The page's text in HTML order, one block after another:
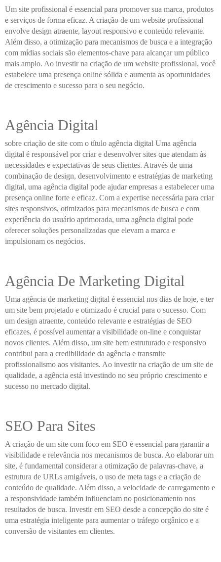
Um site profissional é essencial para promover sua marca, produtos
e serviços de forma eficaz. A criação de um website profissional
envolve design atraente, layout responsivo e conteúdo relevante.
Além disso, a otimização para mecanismos de busca e a integração
com mídias sociais são elementos-chave para alcançar um público
mais amplo. Ao investir na criação de um website profissional, você
estabelece uma presença online sólida e aumenta as oportunidades
de crescimento e sucesso para o seu negócio.
Agência Digital
sobre criação de site com o título agência digital Uma agência
digital é responsável por criar e desenvolver sites que atendam às
necessidades e expectativas de seus clientes. Através de uma
combinação de design, desenvolvimento e estratégias de marketing
digital, uma agência digital pode ajudar empresas a estabelecer uma
presença online forte e eficaz. Com a expertise necessária para criar
sites responsivos, otimizados para mecanismos de busca e com
experiência do usuário aprimorada, uma agência digital pode
oferecer soluções personalizadas que elevam a marca e
impulsionam os negócios.
Agência De Marketing Digital
Uma agência de marketing digital é essencial nos dias de hoje, e ter
um site bem projetado e otimizado é crucial para o sucesso. Com
um design atraente, conteúdo relevante e estratégias de SEO
eficazes, é possível aumentar a visibilidade on-line e conquistar
novos clientes. Além disso, um site bem estruturado e responsivo
contribui para a credibilidade da agência e transmite
profissionalismo aos visitantes. Ao investir na criação de um site de
qualidade, a agência está investindo no seu próprio crescimento e
sucesso no mercado digital.
SEO Para Sites
A criação de um site com foco em SEO é essencial para garantir a
visibilidade e relevância nos mecanismos de busca. Ao elaborar um
site, é fundamental considerar a otimização de palavras-chave, a
estrutura de URLs amigáveis, o uso de meta tags e a criação de
conteúdo de qualidade. Além disso, a velocidade de carregamento e
a responsividade também influenciam no posicionamento nos
resultados de busca. Investir em SEO desde a concepção do site é
uma estratégia inteligente para aumentar o tráfego orgânico e a
conversão de visitantes em clientes.